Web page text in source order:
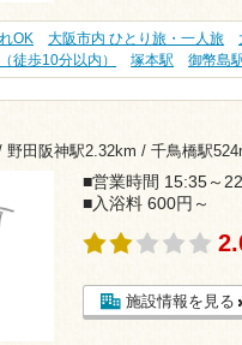
OK 大阪市内 ひとり旅・一人旅
徒歩10分以内）
塚本駅 御幣島
野田阪神駅2.32km / 千鳥橋駅
■営業時間 15:35～
■入浴料 600円～
施設情報を見る